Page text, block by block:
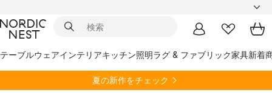
テーブルウェアインテリアキッチン照明ラグ & ファブリック家具新着
夏の新作をチェック